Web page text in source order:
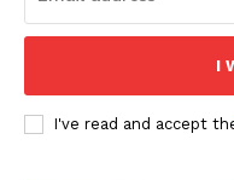
I
I've read and accept